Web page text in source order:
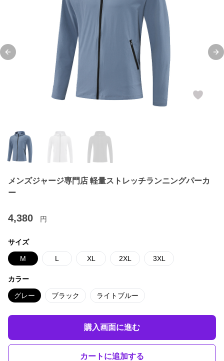
Previous slide
メンズジャージ専門店 軽量ストレッチランニングパーカ
ー
4,380 円
サイズ
M L XL 2XL 3XL
カラー
グレー ブラック ライトブルー
購入画面に進む
カートに追加する